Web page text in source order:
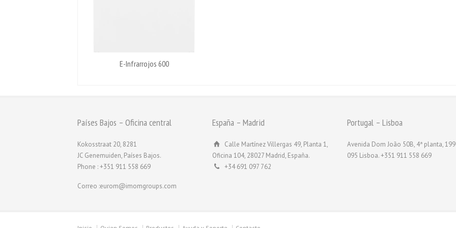
E-Infrarrojos 600
Países Bajos – Oficina central
Kokosstraat 20, 8281
JC Genemuiden, Países Bajos.
Phone : +351 911 558 669
Correo :eurom@imomgroups.com
España – Madrid
Calle Martínez Villergas 49, Planta 1,
Oficina 104, 28027 Madrid, España.
+34 691 097 762
Portugal – Lisboa
Avenida Dom João 50B, 4ª planta,
095 Lisboa. +351 911 558 669